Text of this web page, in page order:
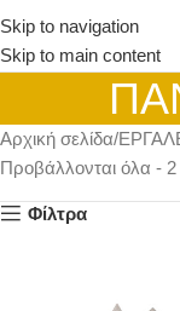
Skip to navigation
Skip to main content
Αρχική σελίδα
Προβάλλονται όλα -
Φίλτρα